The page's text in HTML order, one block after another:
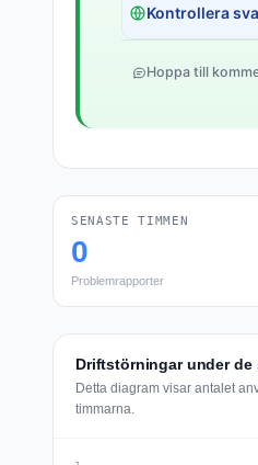
Kontrollera
Hoppa till
SENASTE TIMMEN
0
Problemrapporter
Driftstörningar under de
Detta diagram visar antalet
timmarna.